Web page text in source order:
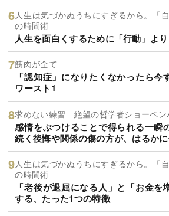
人生は気づかぬうちにすぎるから。「
の時間術
人生を面白くするために「行動」よ
筋肉が全て
「認知症」になりたくなかったら今
ワースト1
求めない練習 絶望の哲学者ショーペン
感情をぶつけることで得られる一瞬
続く後悔や関係の傷の方が、はるかに
人生は気づかぬうちにすぎるから。「
の時間術
「老後が退屈になる人」と「お金
する、たった1つの特徴